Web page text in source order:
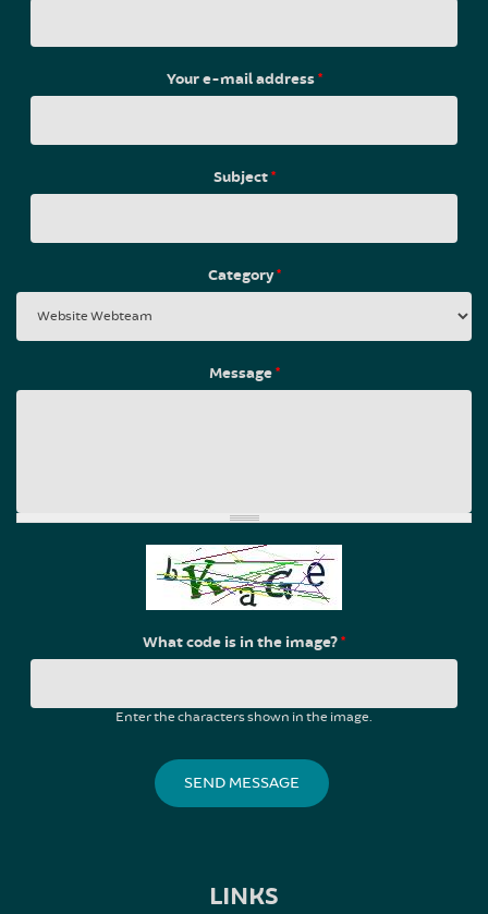
Your e-mail address*
Subject*
Category*
Message*
What code is in the image?*
Enter the characters shown in the image.
LINKS